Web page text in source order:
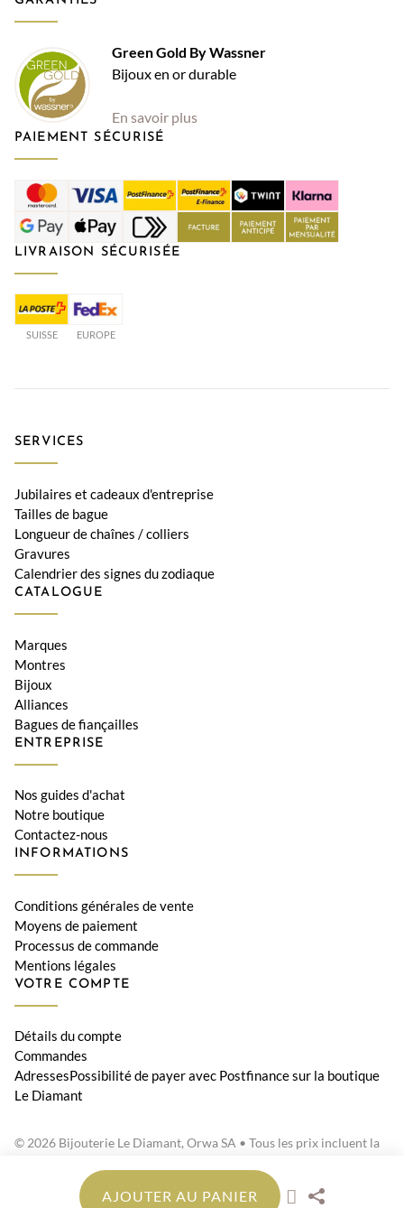
AJOUTER AU PANIER
Green Gold By Wassner
Bijoux en or durable
En savoir plus
PAIEMENT SÉCURISÉ
LIVRAISON SÉCURISÉE
SUISSE EUROPE
SERVICES
Jubilaires et cadeaux d'entreprise
Tailles de bague
Longueur de chaînes / colliers
Gravures
Calendrier des signes du zodiaque
CATALOGUE
Marques
Montres
Bijoux
Alliances
Bagues de fiançailles
ENTREPRISE
Nos guides d'achat
Notre boutique
Contactez-nous
INFORMATIONS
Conditions générales de vente
Moyens de paiement
Processus de commande
Mentions légales
VOTRE COMPTE
Détails du compte
Commandes
AdressesPossibilité de payer avec Postfinance sur la boutique
Le Diamant
© 2026 Bijouterie Le Diamant, Orwa SA • Tous les prix incluent la